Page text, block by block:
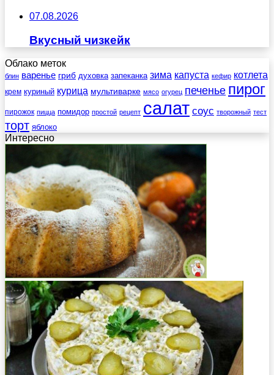
07.08.2026
Вкусный чизкейк
Облако меток
блин варенье гриб духовка запеканка зима капуста кефир котлета
крем куриный курица мультиварке мясо огурец печенье пирог
пирожок пицца помидор простой рецепт салат соус творожный тест
торт яблоко
Интересно